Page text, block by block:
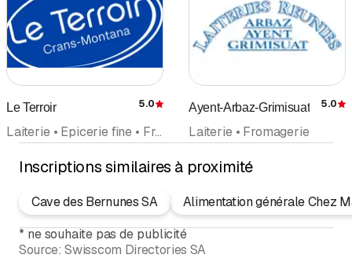
Le Terroir Évaluation
5.0
Laiterie • Epicerie fine • Fromagerie • Produits du terroir • Fromage, spécialités
Ayent-Arbaz-Grimisuat 5.0
Laiterie • Fromagerie
Inscriptions similaires à proximité
Cave des Bernunes SA
Alimentation générale Chez
* ne souhaite pas de publicité
Source: Swisscom Directories SA